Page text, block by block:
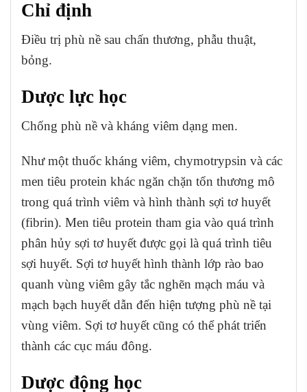
Chỉ định
Điều trị phù nề sau chấn thương, phẫu thuật,
bỏng.
Dược lực học
Chống phù nề và kháng viêm dạng men.
Như một thuốc kháng viêm, chymotrypsin và các
men tiêu protein khác ngăn chặn tổn thương mô
trong quá trình viêm và hình thành sợi tơ huyết
(fibrin). Men tiêu protein tham gia vào quá trình
phân hủy sợi tơ huyết được gọi là quá trình tiêu
sợi huyết. Sợi tơ huyết hình thành lớp rào bao
quanh vùng viêm gây tắc nghẽn mạch máu và
mạch bạch huyết dẫn đến hiện tượng phù nề tại
vùng viêm. Sợi tơ huyết cũng có thể phát triển
thành các cục máu đông.
Dược động học